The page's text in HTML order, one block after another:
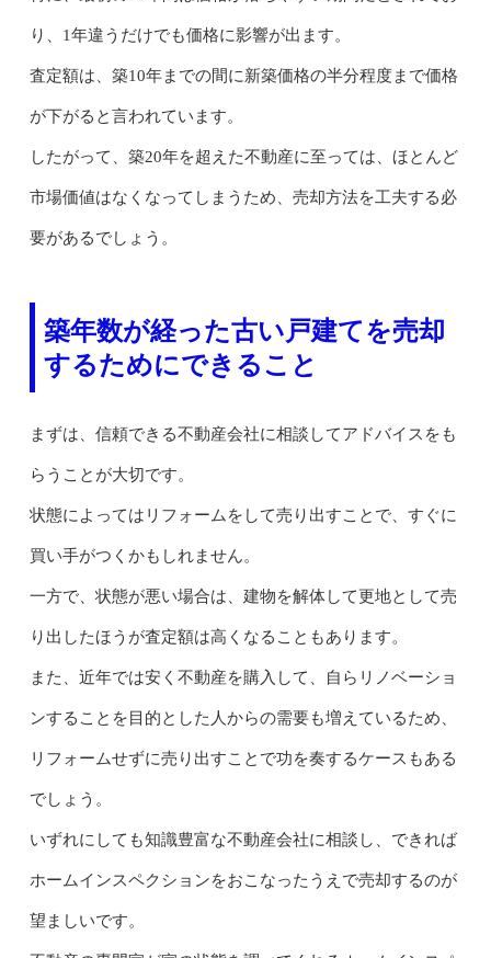
り、1年違うだけでも価格に影響が出ます。
査定額は、築10年までの間に新築価格の半分程度まで価格
が下がると言われています。
したがって、築20年を超えた不動産に至っては、ほとんど
市場価値はなくなってしまうため、売却方法を工夫する必
要があるでしょう。
築年数が経った古い戸建てを売却
するためにできること
まずは、信頼できる不動産会社に相談してアドバイスをも
らうことが大切です。
状態によってはリフォームをして売り出すことで、すぐに
買い手がつくかもしれません。
一方で、状態が悪い場合は、建物を解体して更地として売
り出したほうが査定額は高くなることもあります。
また、近年では安く不動産を購入して、自らリノベーショ
ンすることを目的とした人からの需要も増えているため、
リフォームせずに売り出すことで功を奏するケースもある
でしょう。
いずれにしても知識豊富な不動産会社に相談し、できれば
ホームインスペクションをおこなったうえで売却するのが
望ましいです。